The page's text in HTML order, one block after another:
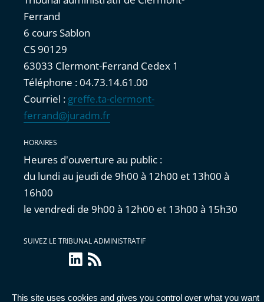
This site uses cookies and gives you control over what you want
Ferrand
6 cours Sablon
CS 90129
63033 Clermont-Ferrand Cedex 1
Téléphone : 04.73.14.61.00
Courriel : greffe.ta-clermont-
ferrand@juradm.fr
HORAIRES
Heures d'ouverture au public :
du lundi au jeudi de 9h00 à 12h00 et 13h00 à
16h00
le vendredi de 9h00 à 12h00 et 13h00 à 15h30
SUIVEZ LE TRIBUNAL ADMINISTRATIF
linkedin
Flux
RSS